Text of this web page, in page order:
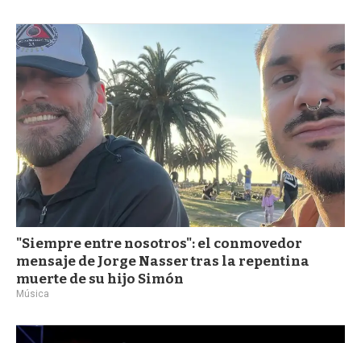
"Siempre entre nosotros": el conmovedor
mensaje de Jorge Nasser tras la repentina
muerte de su hijo Simón
Música